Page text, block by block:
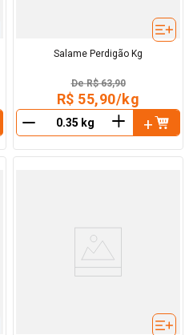
Salame Perdigão Kg
De R$ 63,90
R$ 55,90/kg
＋